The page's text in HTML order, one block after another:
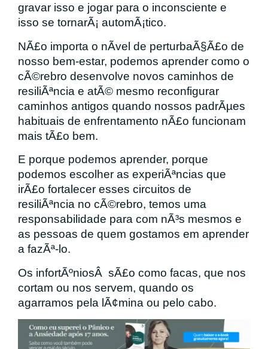
gravar isso e jogar para o inconsciente e
isso se tornarÃ¡ automÃ¡tico.
NÃ£o importa o nÃ­vel de perturbaÃ§Ã£o de
nosso bem-estar, podemos aprender como o
cÃ©rebro desenvolve novos caminhos de
resiliÃªncia e atÃ© mesmo reconfigurar
caminhos antigos quando nossos padrÃµes
habituais de enfrentamento nÃ£o funcionam
mais tÃ£o bem.
E porque podemos aprender, porque
podemos escolher as experiÃªncias que
irÃ£o fortalecer esses circuitos de
resiliÃªncia no cÃ©rebro, temos uma
responsabilidade para com nÃ³s mesmos e
as pessoas de quem gostamos em aprender
a fazÃª-lo.
Os infortÃºniosÂ sÃ£o como facas, que nos
cortam ou nos servem, quando os
agarramos pela lÃ¢mina ou pelo cabo.